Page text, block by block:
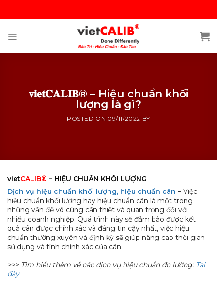
content
𝐯𝐢𝐞𝐭𝐂𝐀𝐋𝐈𝐁® – Hiệu chuẩn khối
lượng là gì?
POSTED ON 09/11/2022 BY
vietCALIB® – HIỆU CHUẨN KHỐI LƯỢNG
Dịch vụ hiệu chuẩn khối lượng, hiệu chuẩn cân – Việc
hiệu chuẩn khối lượng hay hiệu chuẩn cân là một trong
những vấn đề vô cùng cần thiết và quan trọng đối với
nhiều doanh nghiệp. Quá trình này sẽ đảm bảo được kết
quả cân được chính xác và đáng tin cậy nhất, việc hiệu
chuẩn thường xuyên và định kỳ sẽ giúp nâng cao thời gian
sử dụng và tính chính xác của cân.
>>> Tìm hiểu thêm về các dịch vụ hiệu chuẩn đo lường: Tại
đây